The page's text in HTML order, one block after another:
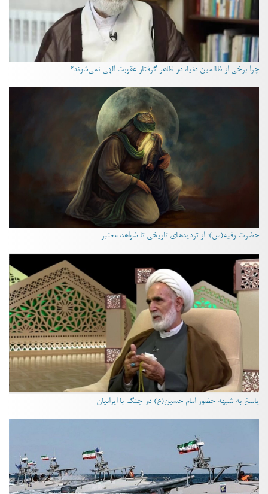
چرا برخی از ظالمین دنیا، در ظاهر گرفتار عقوبت الهی نمی‌شوند؟
حضرت رقیه(س)؛ از تردیدهای تاریخی تا شواهد معتبر
پاسخ به شبهه حضور امام حسین(ع) در جنگ با ایرانیان